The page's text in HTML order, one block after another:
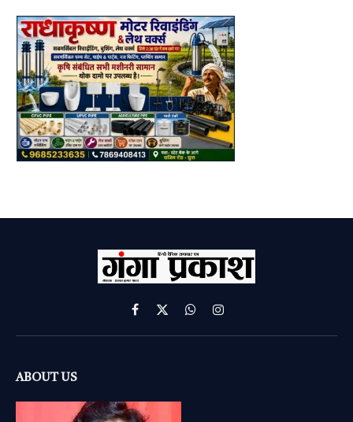
Facebook
X
(Twitter)
WhatsAppInstagram
ABOUT US